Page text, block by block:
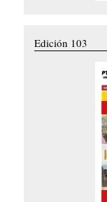
Edición 103